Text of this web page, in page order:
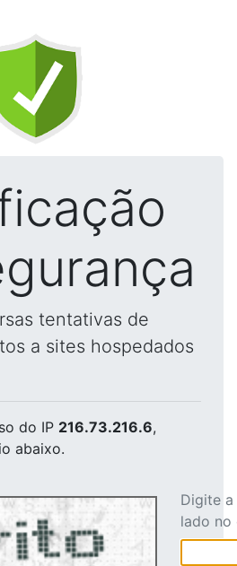
tentativas de
a sites hospedados
do IP 216.73.216.6,
abaixo.
Digite
lado no